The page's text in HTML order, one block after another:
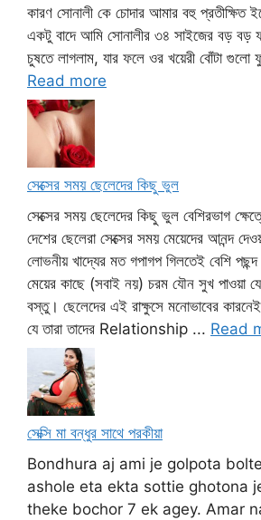
কারণ সোনালী কে চোদার আমার বহু প্রতীক্ষিত
একটু বাদে আমি সোনালীর ৩৪ সাইজের বড় বড়
চুষতে লাগলাম, যার ফলে ওর খয়েরী বোঁটা
Read more
সেক্সের সময় ছেলেদের কিছু ভুল
সেক্সের সময় ছেলেদের কিছু ভুল বেশিরভাগ
দেশের ছেলেরা সেক্সের সময় মেয়েদের আনন্দ
লোভনীয় খাদ্যের মত গপাগপ গিলতেই বেশি
মেয়ের কাছে (সবাই নয়) চরম যৌন সুখ পাওয়া
বস্তু। ছেলেদের এই রাক্ষুসে মনোভাবের
যে তারা তাদের Relationship ... Read
সেক্সি মা বন্ধুর সাথে পরকীয়া
Bondhura aj ami je golpota
ashole eta ekta sottie ghotona
theke bochor 7 ek agey. Amar